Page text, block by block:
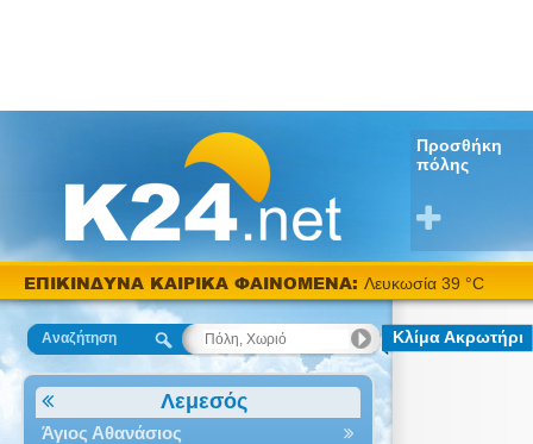
Προσθήκη
πόλης
ΕΠΙΚΙΝΔΥΝΑ ΚΑΙΡΙΚΑ ΦΑΙΝΟΜΕΝΑ: Λευκωσία 39 °C
Αναζήτηση
Λεμεσός
Άγιος Αθανάσιος
Κλίμα Ακρωτήρι